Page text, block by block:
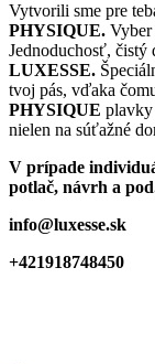
Vytvorili sme pre
PHYSIQUE. Vyber
Jednoduchosť,
LUXESSE.
tvoj pás, vďaka
PHYSIQUE plavky
nielen na súťažné
V prípade
potlač, návrh a
info@luxesse.sk
+421918748450